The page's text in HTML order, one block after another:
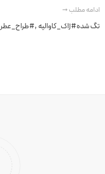
ادامه مطلب ➞
تگ شده#ژاک_کاوالیه ,#طراح_عطر